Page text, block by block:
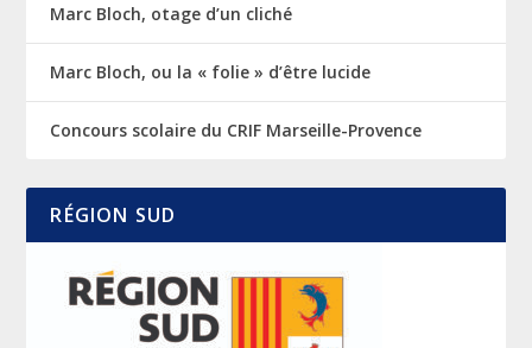
Marc Bloch, otage d’un cliché
Marc Bloch, ou la « folie » d’être lucide
Concours scolaire du CRIF Marseille-Provence
RÉGION SUD